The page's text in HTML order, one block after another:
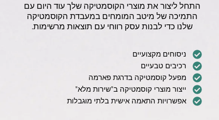
התחל ליצור את מוצרי הקוסמטיקה שלך עוד היום עם
התמיכה של מיטב המומחים במעבדת הקוסמטיקה
שלנו כדי לבנות עסק רווחי עם תוצאות מרשימות.
ניסוחים מקצועיים
רכיבים טבעיים
מפעל קוסמטיקה בדרגת פארמה
ייצור מוצרי קוסמטיקה ב"שירות מלא"
אפשרויות התאמה אישית בלתי מוגבלות